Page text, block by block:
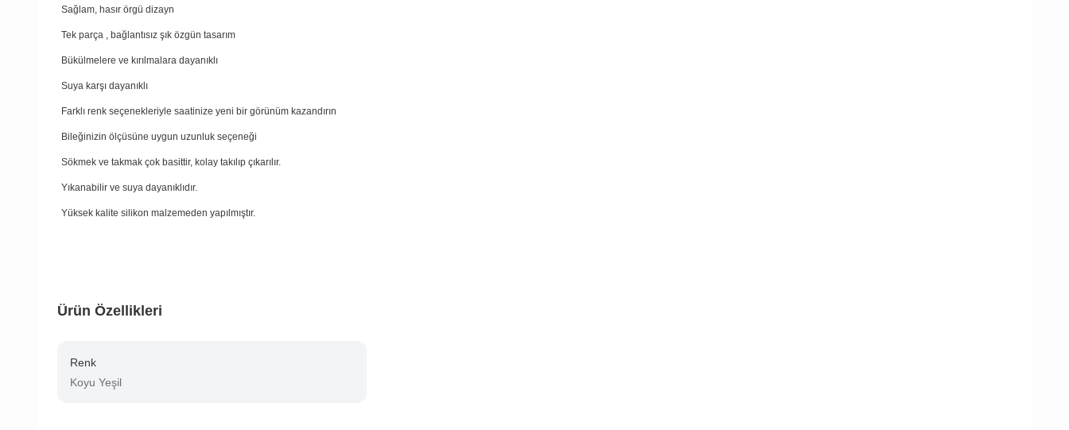
Sağlam, hasır örgü dizayn
Tek parça , bağlantısız şık özgün tasarım
Bükülmelere ve kırılmalara dayanıklı
Suya karşı dayanıklı
Farklı renk seçenekleriyle saatinize yeni bir görünüm kazandırın
Bileğinizin ölçüsüne uygun uzunluk seçeneği
Sökmek ve takmak çok basittir, kolay takılıp çıkarılır.
Yıkanabilir ve suya dayanıklıdır.
Yüksek kalite silikon malzemeden yapılmıştır.
Ürün Özellikleri
Renk
Koyu Yeşil